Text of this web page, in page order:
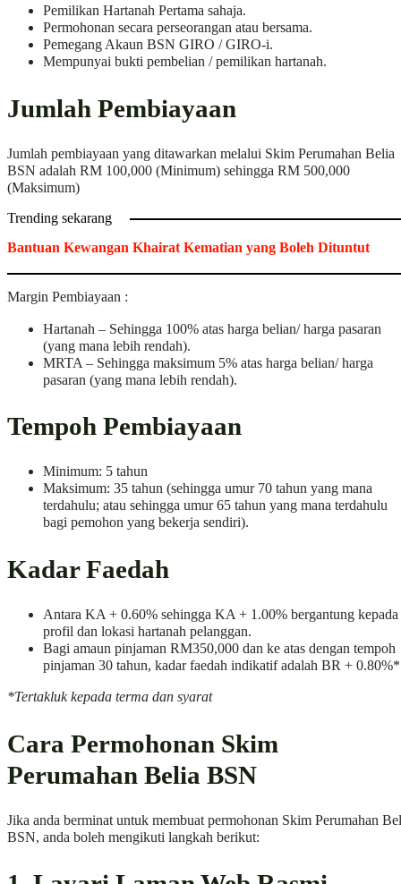
Pemilikan Hartanah Pertama sahaja.
Permohonan secara perseorangan atau bersama.
Pemegang Akaun BSN GIRO / GIRO-i.
Mempunyai bukti pembelian / pemilikan hartanah.
Jumlah Pembiayaan
Jumlah pembiayaan yang ditawarkan melalui Skim Perumahan Belia
BSN adalah RM 100,000 (Minimum) sehingga RM 500,000
(Maksimum)
Trending sekarang
Bantuan Kewangan Khairat Kematian yang Boleh Dituntut
Margin Pembiayaan :
Hartanah – Sehingga 100% atas harga belian/ harga pasaran
(yang mana lebih rendah).
MRTA – Sehingga maksimum 5% atas harga belian/ harga
pasaran (yang mana lebih rendah).
Tempoh Pembiayaan
Minimum: 5 tahun
Maksimum: 35 tahun (sehingga umur 70 tahun yang mana
terdahulu; atau sehingga umur 65 tahun yang mana terdahulu
bagi pemohon yang bekerja sendiri).
Kadar Faedah
Antara KA + 0.60% sehingga KA + 1.00% bergantung kepada
profil dan lokasi hartanah pelanggan.
Bagi amaun pinjaman RM350,000 dan ke atas dengan tempoh
pinjaman 30 tahun, kadar faedah indikatif adalah BR + 0.80%*
*Tertakluk kepada terma dan syarat
Cara Permohonan Skim
Perumahan Belia BSN
Jika anda berminat untuk membuat permohonan Skim Perumahan
BSN, anda boleh mengikuti langkah berikut: